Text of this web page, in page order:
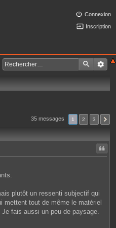
Connexion
Inscription
35 messages 1 2 3
Citer
plutôt un ressenti subjectif qui
tout de même le matériel
fais aussi un peu de paysage.